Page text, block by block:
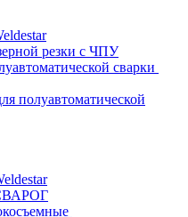
резки с ЧПУ
сварки
полуавтоматической